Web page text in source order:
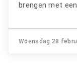
brengen met
Woensdag 28